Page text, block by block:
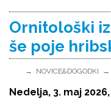
Ornitološki
še poje
NOVICE&DOGODKI
Nedelja, 3. maj